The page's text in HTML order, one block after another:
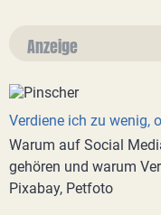
Anzeige
Verdiene ich zu wenig,
Warum auf Social
gehören und warum
Pixabay, Petfoto